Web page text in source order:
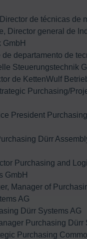
de técnicas de
Director general de
GmbH
de departamento de
Steuerungstechnik
de KettenWulf
Purchasing/
President
Dürr
Purchasing and
GmbH
Manager of
AG
Dürr Systems AG
Purchasing Dürr
Purchasing